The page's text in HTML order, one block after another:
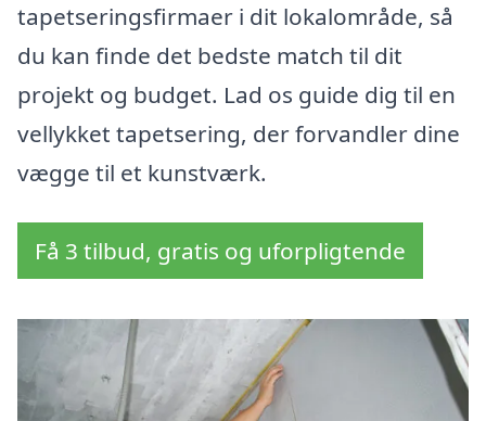
tapetseringsfirmaer i dit lokalområde, så
du kan finde det bedste match til dit
projekt og budget. Lad os guide dig til en
vellykket tapetsering, der forvandler dine
vægge til et kunstværk.
Få 3 tilbud, gratis og uforpligtende